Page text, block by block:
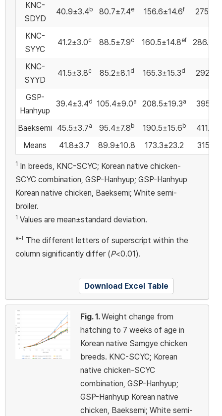
KNC-
SDYD
40.9±3.4 b 80.7±7.4e 156.6±14.6f
KNC-
SYYC
41.2±3.0c 88.5±7.9c 160.5±14.8ef
KNC-
SYYD
41.5±3.8c 85.2±8.1 d 165.3±15.3d
GSP-
Hanhyup
39.4±3.4d 105.4±9.0a 208.5±19.3a
Baeksemi 45.5±3.7a 95.4±7.8 b 190.5±15.6 b
Means
41.8±3.7 89.9±10.8 173.3±23.2
1 In breeds, KNC-SCYC; Korean native chicken-
SCYC combination, GSP-Hanhyup; GSP-Hanhyup
Korean native chicken, Baeksemi; White semi-
broiler.
1 Values are mean±standard deviation.
a-f The different letters of superscript within the
column significantly differ (P<0.01).
Download Excel Table
Fig. 1.Weight change from
hatching to 7 weeks of age in
Korean native Samgye chicken
breeds. KNC-SCYC; Korean
native chicken-SCYC
combination, GSP-Hanhyup;
GSP-Hanhyup Korean native
chicken, Baeksemi; White semi-